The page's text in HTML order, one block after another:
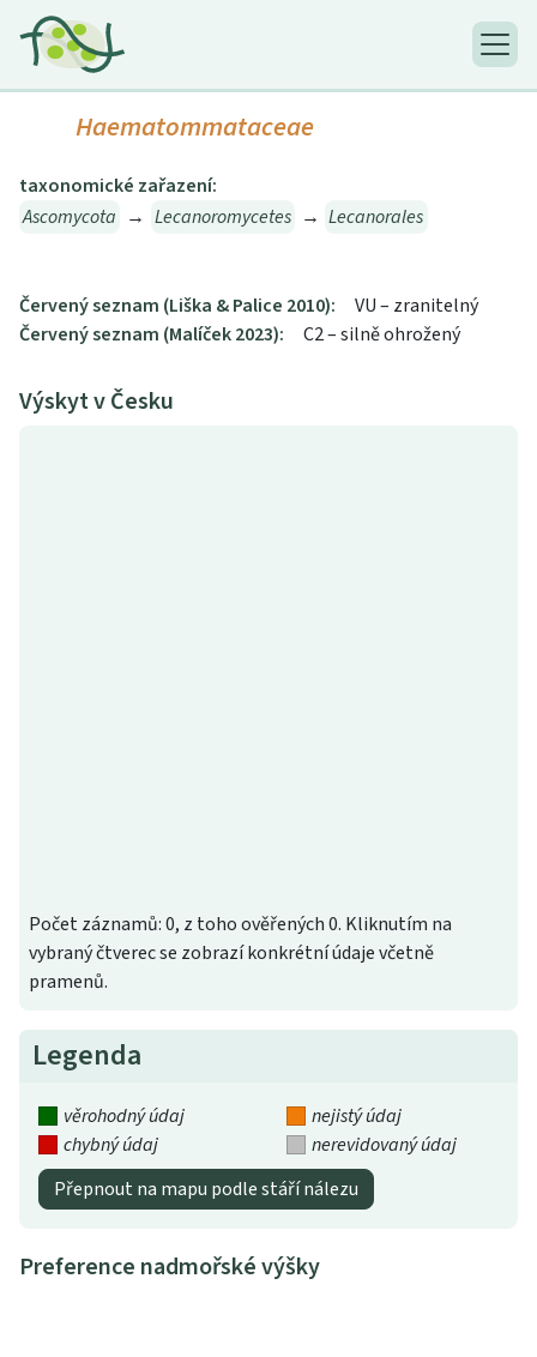
Haematommataceae
taxonomické zařazení:
Ascomycota → Lecanoromycetes → Lecanorales
Červený seznam (Liška & Palice 2010):
VU – zranitelný
Červený seznam (Malíček 2023):
C2 – silně ohrožený
Výskyt v Česku
Počet záznamů: 0, z toho ověřených 0. Kliknutím na
vybraný čtverec se zobrazí konkrétní údaje včetně
pramenů.
Legenda
věrohodný údaj
nejistý údaj
chybný údaj
nerevidovaný údaj
Přepnout na mapu podle stáří nálezu
Preference nadmořské výšky